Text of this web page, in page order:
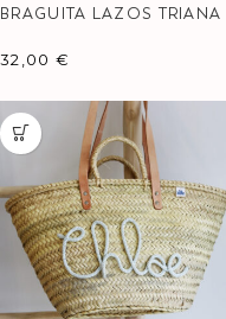
BRAGUITA LAZOS TRIANA
32,00 €